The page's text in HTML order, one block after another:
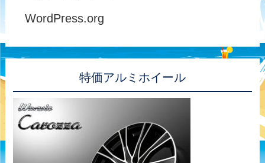
WordPress.org
特価アルミホイール